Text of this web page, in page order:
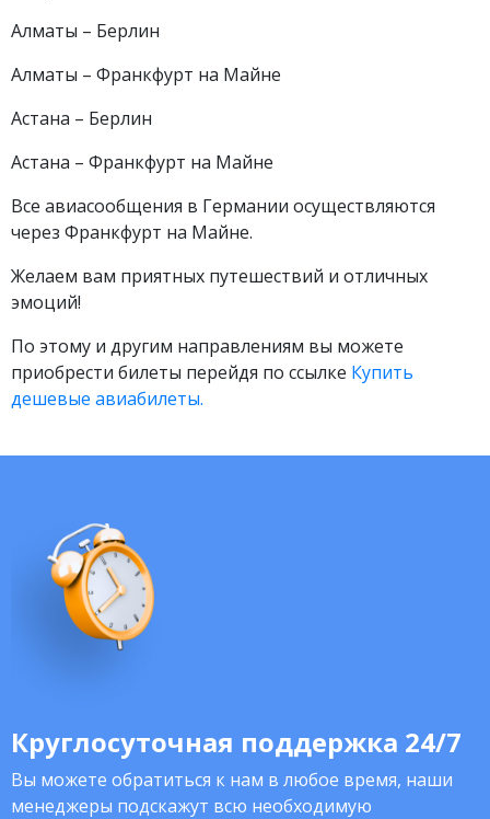
Алматы – Берлин
Алматы – Франкфурт на Майне
Астана – Берлин
Астана – Франкфурт на Майне
Все авиасообщения в Германии осуществляются
через Франкфурт на Майне.
Желаем вам приятных путешествий и отличных
эмоций!
По этому и другим направлениям вы можете
приобрести билеты перейдя по ссылке Купить
дешевые авиабилеты.
Круглосуточная поддержка 24/7
Вы можете обратиться к нам в любое время, наши
менеджеры подскажут всю необходимую